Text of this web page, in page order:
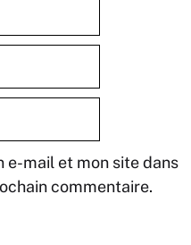
e-mail et mon site dans
commentaire.